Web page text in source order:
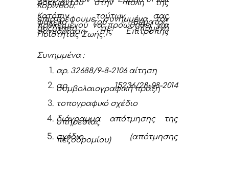
Αδειμάντου στην πόλη της
Κορίνθου.
Κατόπιν τούτων, σας
επιστρέφουμε συνημμένα τον
φάκελο του θέματος,
προκειμένου να προωθηθεί για
συζήτηση σε επόμενη
συνεδρίαση της Επιτροπής
Ποιότητας Ζωής.
Συνημμένα:
αρ. 32688/9-8-2106 αίτηση
αρ.15236/28-08-2014
συμβολαιογραφική πράξη
τοπογραφικό σχέδιο
διάγραμμα απότμησης της
υπηρεσίας
σχέδιο (απότμησης
πεζοδρομίου)